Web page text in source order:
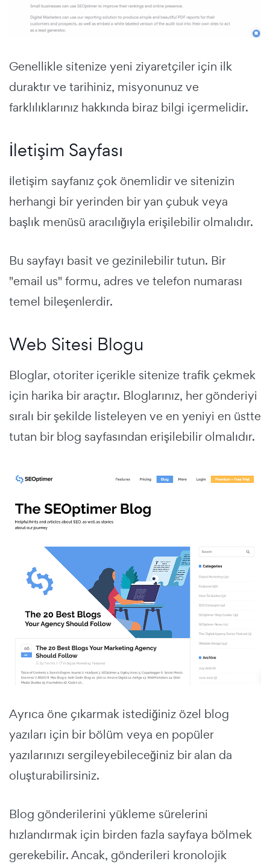
Genellikle sitenize yeni ziyaretçiler için ilk
duraktır ve tarihiniz, misyonunuz ve
farklılıklarınız hakkında biraz bilgi içermelidir.
İletişim Sayfası
İletişim sayfanız çok önemlidir ve sitenizin
herhangi bir yerinden bir yan çubuk veya
başlık menüsü aracılığıyla erişilebilir olmalıdır.
Bu sayfayı basit ve gezinilebilir tutun. Bir
"email us" formu, adres ve telefon numarası
temel bileşenlerdir.
Web Sitesi Blogu
Bloglar, otoriter içerikle sitenize trafik çekmek
için harika bir araçtır. Bloglarınız, her gönderiyi
sıralı bir şekilde listeleyen ve en yeniyi en üstte
tutan bir blog sayfasından erişilebilir olmalıdır.
Ayrıca öne çıkarmak istediğiniz özel blog
yazıları için bir bölüm veya en popüler
yazılarınızı sergileyebileceğiniz bir alan da
oluşturabilirsiniz.
Blog gönderilerini yükleme sürelerini
hızlandırmak için birden fazla sayfaya bölmek
gerekebilir. Ancak, gönderileri kronolojik